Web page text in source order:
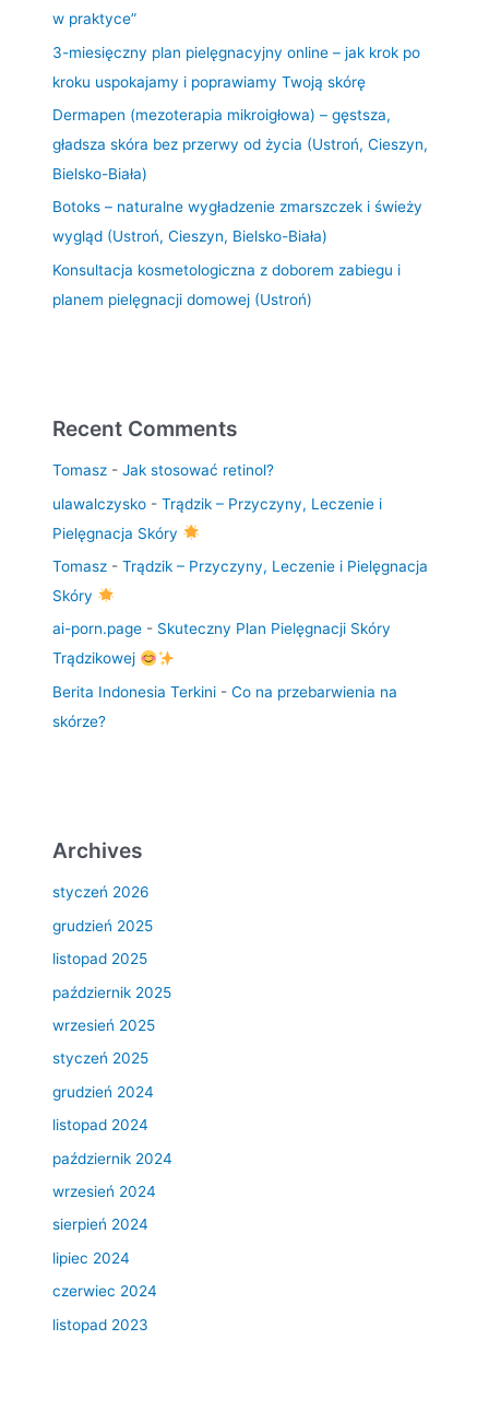
w praktyce”
3-miesięczny plan pielęgnacyjny online – jak krok po
kroku uspokajamy i poprawiamy Twoją skórę
Dermapen (mezoterapia mikroigłowa) – gęstsza,
gładsza skóra bez przerwy od życia (Ustroń, Cieszyn,
Bielsko-Biała)
Botoks – naturalne wygładzenie zmarszczek i świeży
wygląd (Ustroń, Cieszyn, Bielsko-Biała)
Konsultacja kosmetologiczna z doborem zabiegu i
planem pielęgnacji domowej (Ustroń)
Recent Comments
Tomasz -Jak stosować retinol?
ulawalczysko -Trądzik – Przyczyny, Leczenie i
Pielęgnacja Skóry
Tomasz -Trądzik – Przyczyny, Leczenie i Pielęgnacja
Skóry
ai-porn.page - Skuteczny Plan Pielęgnacji Skóry
Trądzikowej
Berita Indonesia Terkini -Co na przebarwienia na
skórze?
Archives
styczeń 2026
grudzień 2025
listopad 2025
październik 2025
wrzesień 2025
styczeń 2025
grudzień 2024
listopad 2024
październik 2024
wrzesień 2024
sierpień 2024
lipiec 2024
czerwiec 2024
listopad 2023